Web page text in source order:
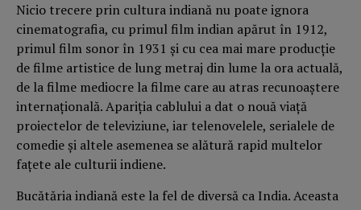
Nicio trecere prin cultura indiană nu poate ignora
cinematografia, cu primul film indian apărut în 1912,
primul film sonor în 1931 și cu cea mai mare producție
de filme artistice de lung metraj din lume la ora actuală,
de la filme mediocre la filme care au atras recunoaștere
internațională. Apariția cablului a dat o nouă viață
proiectelor de televiziune, iar telenovelele, serialele de
comedie și altele asemenea se alătură rapid multelor
fațete ale culturii indiene.
Bucătăria indiană este la fel de diversă ca India. Aceasta